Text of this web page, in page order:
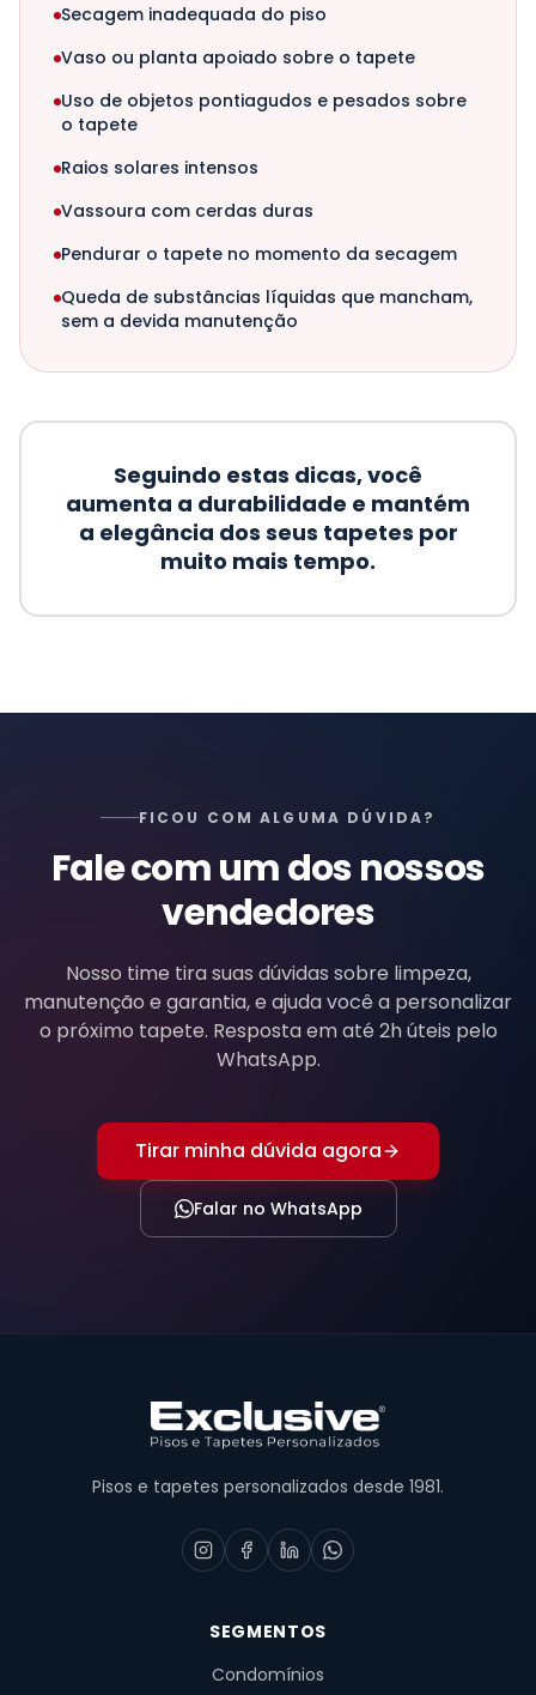
Secagem inadequada do piso
Vaso ou planta apoiado sobre o tapete
Uso de objetos pontiagudos e pesados sobre
o tapete
Raios solares intensos
Vassoura com cerdas duras
Pendurar o tapete no momento da secagem
Queda de substâncias líquidas que mancham,
sem a devida manutenção
Seguindo estas dicas, você
aumenta a durabilidade e mantém
a elegância dos seus tapetes por
muito mais tempo.
FICOU COM ALGUMA DÚVIDA?
Fale com um dos nossos
vendedores
Nosso time tira suas dúvidas sobre limpeza,
manutenção e garantia, e ajuda você a personalizar
o próximo tapete. Resposta em até 2h úteis pelo
WhatsApp.
Tirar minha dúvida agora
Falar no WhatsApp
Pisos e tapetes personalizados desde 1981.
SEGMENTOS
Condomínios